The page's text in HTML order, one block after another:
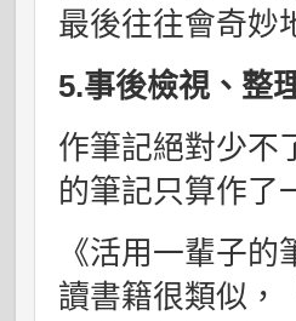
最後往往會奇妙
5.事後檢視、整
作筆記絕對少不
的筆記只算作了
《活用一輩子
讀書籍很類似，